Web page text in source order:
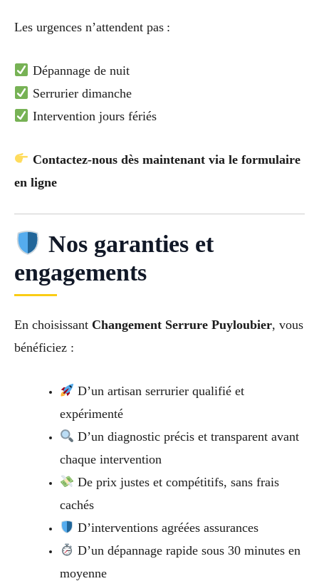
Les urgences n’attendent pas :
Dépannage de nuit
Serrurier dimanche
Intervention jours fériés
Contactez-nous dès maintenant via le formulaire
en ligne
Nos garanties et
engagements
En choisissant Changement Serrure Puyloubier, vous
bénéficiez :
D’un artisan serrurier qualifié et
expérimenté
D’un diagnostic précis et transparent avant
chaque intervention
De prix justes et compétitifs, sans frais
cachés
D’interventions agréées assurances
D’un dépannage rapide sous 30 minutes en
moyenne